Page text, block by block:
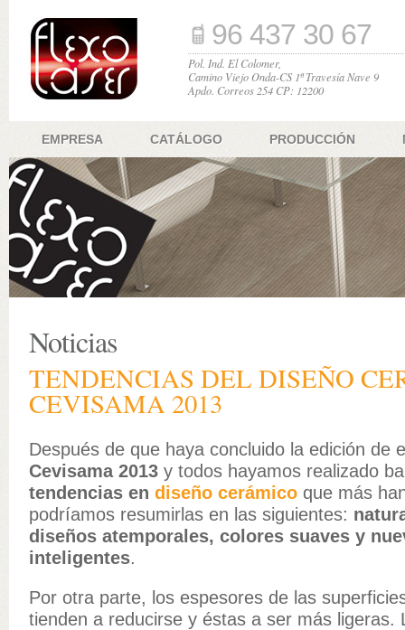
96 437 30 67
Pol. Ind. El Colomer,
Camino Viejo Onda-CS 1ª Travesía Nave 9
Apdo. Correos 254 CP: 12200
EMPRESA CATÁLOGO PRODUCCIÓN
Noticias
TENDENCIAS DEL DISEÑO
CEVISAMA 2013
Después de que haya concluido la edición de
Cevisama 2013 y todos hayamos realizado
tendencias en diseño cerámico que más
podríamos resumirlas en las siguientes:
diseños atemporales, colores suaves y
inteligentes.
Por otra parte, los espesores de las
tienden a reducirse y éstas a ser más ligeras.